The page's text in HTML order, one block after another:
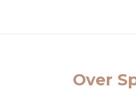
Over